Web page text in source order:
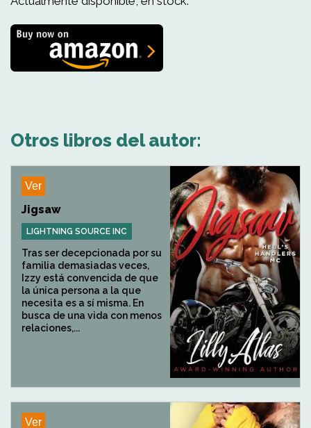
Otros libros del autor:
Ver
Jigsaw
LIGHTNING SOURCE INC
Tras ser decepcionada por su
familia demasiadas veces,
Izzy está convencida de que
la única persona a la que
necesita es a sí misma. En
busca de una vida con menos
relaciones,...
Ver